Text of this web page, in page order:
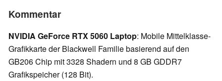
Kommentar
NVIDIA GeForce RTX 5060 Laptop: Mobile Mittelklasse-
Grafikkarte der Blackwell Familie basierend auf den
GB206 Chip mit 3328 Shadern und 8 GB GDDR7
Grafikspeicher (128 Bit).